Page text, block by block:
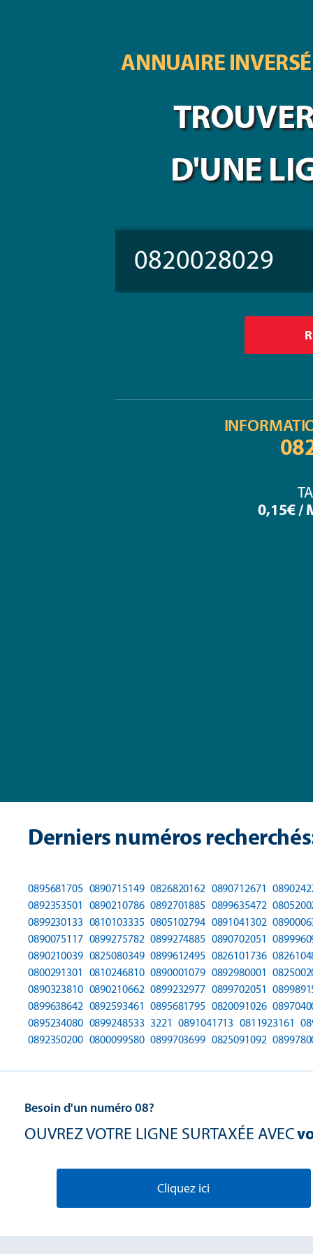
ANNUAIRE
D'UNE
0,15€ /
Derniers numéros
0895681705 0890715149 0826820162 0890712671
0892353501 0890210786 0892701885 0899635472
0899230133 0810103335 0805102794 0891041302
0890075117 0899275782 0899274885 0890702051
0890210039 0825080349 0899612495 0826101736
0800291301 0810246810 0890001079 0892980001
0890323810 0890210662 0899232977 0899702051
0899638642 0892593461 0895681795 0820091026
0895234080 0899248533 3221 0891041713 0811923161
0892350200 0800099580 0899703699 0825091092
Besoin d'un numéro 08?
OUVREZ VOTRE LIGNE SURTAXÉE AVEC
Cliquez ici